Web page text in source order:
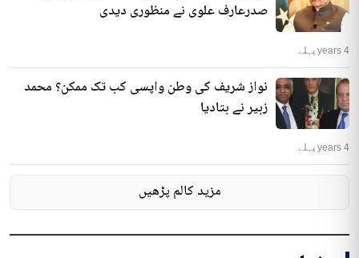
آرٹیکل 63 اے کی تشریح کا صدارتی ریفرنس،
نواز شریف کی وطن واپسی کب تک ممکن؟ محمد